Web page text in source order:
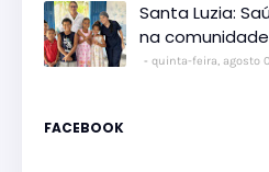
Santa Luzia:
na
quinta-feira, agosto
FACEBOOK